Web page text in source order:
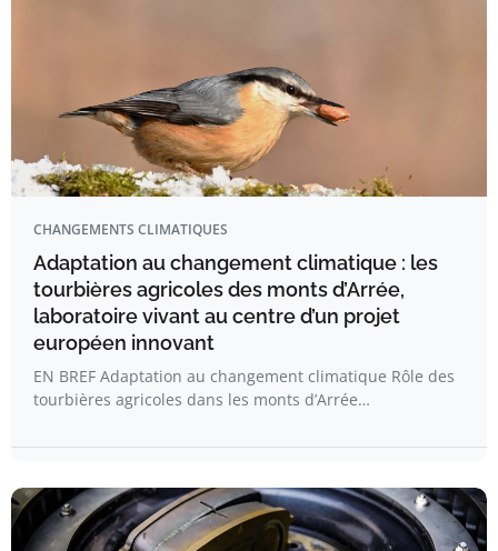
CHANGEMENTS CLIMATIQUES
Adaptation au changement climatique : les
tourbières agricoles des monts d’Arrée,
laboratoire vivant au centre d’un projet
européen innovant
EN BREF Adaptation au changement climatique Rôle des
tourbières agricoles dans les monts d’Arrée…